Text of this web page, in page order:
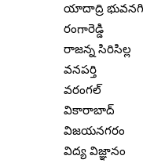
యాదాద్రి
రంగారెడ్డి
రాజన్న సిరిసిల్ల
వనపర్తి
వరంగల్
వికారాబాద్
విజయనగరం
విద్య విజ్ఞానం